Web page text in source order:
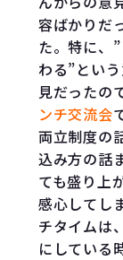
容ばかりだ
た。特に、
わる”とい
見だったの
ンチ交流会
両立制度の
込み方の話
ても盛り上
感心してし
チタイムは
にしている